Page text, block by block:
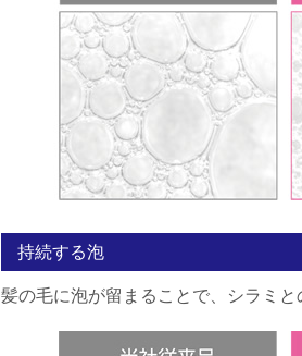
持続する泡
髪の毛に泡が留まることで、シラミと